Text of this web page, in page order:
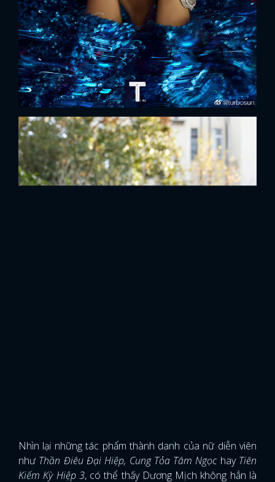
Nhìn lại những tác phẩm thành danh của nữ diễn viên
như Thần Điêu Đại Hiệp, Cung Tỏa Tâm Ngọchay Tiên
Kiếm Kỳ Hiệp 3, có thể thấy Dương Mịch không hẳn là